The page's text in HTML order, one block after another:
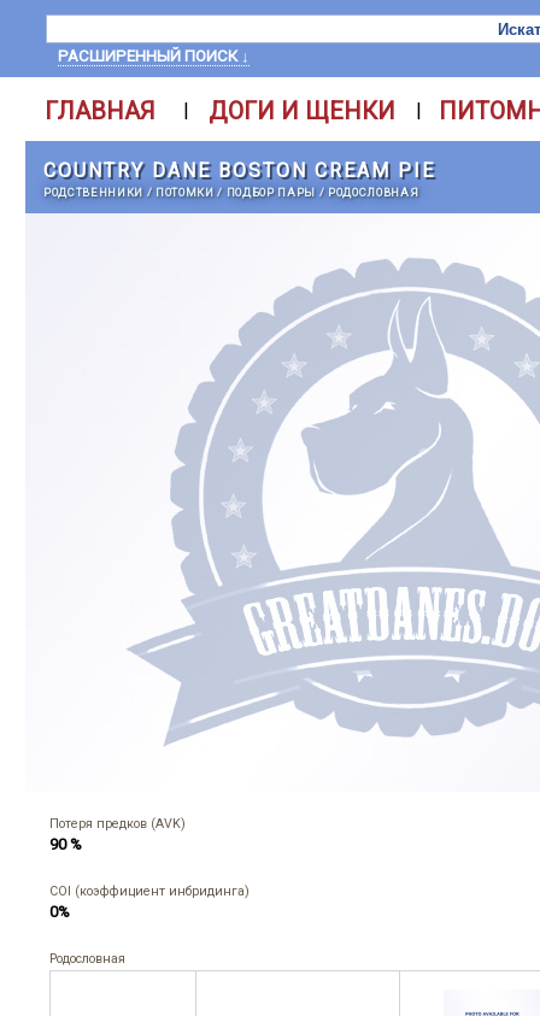
РАСШИРЕННЫЙ ПОИСК ↓
ГЛАВНАЯ | ДОГИ И ЩЕНКИ |
COUNTRY DANE BOSTON CREAM PIE
РОДСТВЕННИКИ / ПОТОМКИ/ ПОДБОР ПАРЫ / РОДОСЛОВНАЯ
Потеря предков (AVK)
90 %
COI (коэффициент инбридинга)
0%
Родословная